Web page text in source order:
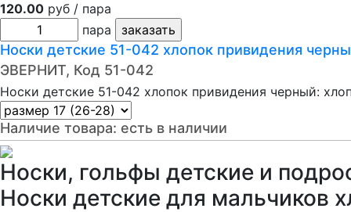
120.00 руб / пара
пара
Носки детские 51-042 хлопок привидения
ЭВЕРНИТ, Код 51-042
Носки детские 51-042 хлопок привидения черный:
Наличие товара: есть в наличии
Носки, гольфы детские и
Носки детские для мальчиков